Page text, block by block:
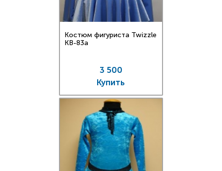
Костюм фигуриста Twizzle
KB-83a
3 500
Купить